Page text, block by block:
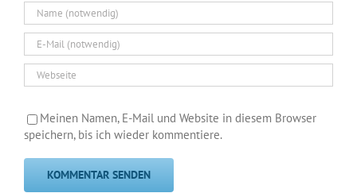
Meinen Namen, E-Mail und Website in diesem Browser
speichern, bis ich wieder kommentiere.